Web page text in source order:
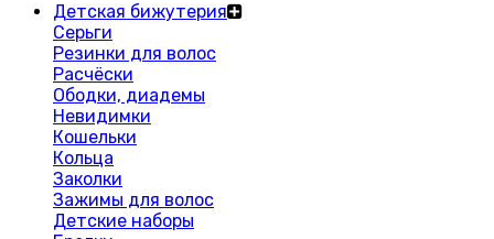
Детская бижутерия
Серьги
Резинки для волос
Расчёски
Ободки, диадемы
Невидимки
Кошельки
Кольца
Заколки
Зажимы для волос
Детские наборы